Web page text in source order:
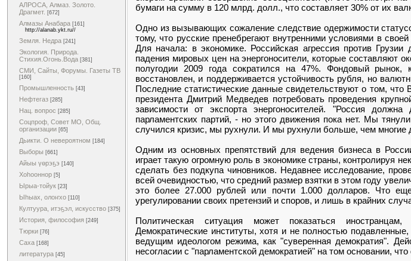
АЛРОСА, Алмаз. Золото.
Драгмет. [672]
Алмазы Анабара [161]
http://alanab.ykt.ru//
Земля. Недра [241]
Экология. Природа.
Стихия.Огонь.Вода [381]
СМИ, Сайты, Форумы. Газеты ТВ
[160]
Промышленность [43]
Нефтегаз [285]
Нац. вопрос [285]
Соцпроф, Совет МО, Общ.
организации [65]
Дьикти. О невероятном [184]
Выборы [661]
Айыы үөрэҕэ [140]
Хоһооннор [5]
Ырыа-тойук [23]
Ыһыах, олоҥхо [110]
Култуура, итэҕэл, искусство [375]
История, философия [249]
Тюрки [76]
Саха [168]
литература [45]
бумаги на сумму в 120 млрд. долл., что составляет 30% от их
Одно из вызывающих сожаление следствие одержимости
тому, что русские пренебрегают внутренними условиями в
Для начала: в экономике. Российская агрессия против
падения мировых цен на энергоносители, которые составляют
полугодии 2009 года сократился на 47%. Фондовый рынок,
восстановлен, и поддерживается устойчивость рубля, но
Последние статистические данные свидетельствуют о том,
президента Дмитрий Медведев потребовать проведения
зависимости от экспорта энергоносителей. "Россия
парламентских партий, - но этого движения пока нет. Мы
случился кризис, мы рухнули. И мы рухнули больше, чем многие
Одним из основных препятствий для ведения бизнеса в
играет такую огромную роль в экономике страны, контролируя
сделать без подкупа чиновников. Недавнее исследование,
всей очевидностью, что средний размер взятки в этом году
это более 27.000 рублей или почти 1.000 долларов. Что
урегулировании своих претензий и споров, и лишь в крайних
Политическая ситуация может показаться
Демократические институты, хотя и не полностью
ведущим идеологом режима, как "суверенная демократия".
несогласии с "парламентской демократией" на том основании,